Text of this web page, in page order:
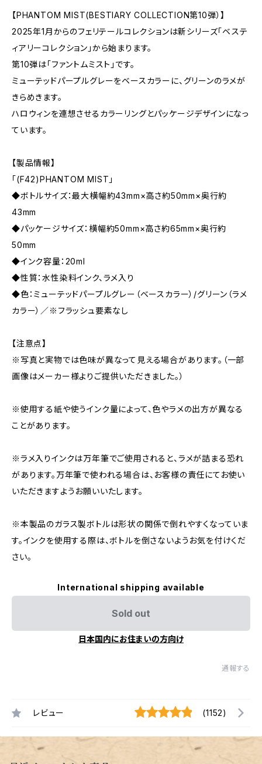
【PHANTOM MIST(BESTIARY COLLECTION第10弾）】
2025年1月からのフェリテールコレクションは新シリーズ「ベステ
ィアリーコレクション」から始まります。
第10弾は「ファントムミスト」です。
ミューテッドパープルグレーをベースカラーに、グリーンのラメが
きらめきます。
ハロウィンを連想させるカラーリングとパッケージデザインになっ
ています。
【製品情報】
「(F42)PHANTOM MIST」
◆ボトルサイズ：最大横幅約43mm×高さ約50mm×奥行約
43mm
◆パッケージサイズ：横幅約50mm×高さ約65mm×奥行約
50mm
◆インク容量：20ml
◆性質：水性染料インク、ラメ入り
◆色：ミューテッドパープルグレー（ベースカラー）/グリーン（ラメ
カラー）／※フラッシュ要素なし
【注意点】
※写真と実物では色味が異なって見える場合があります。（一部
画像はメーカー様よりご提供いただきました。）
※使用する紙や使うインク量によって、色やラメの出方が異なる
ことがあります。
※ラメ入りインクは万年筆でご使用されると、ラメが詰まる恐れ
があります。万年筆で使われる場合は、お客様の責任にてお使い
いただきますようお願いいたします。
※本製品のガラス製ボトルは形状の関係で倒れやすくなっていま
す。インクを使用する際は、ボトルを倒さないようお気を付けくだ
さい。
International shipping available
Sold out
日本国内にお住まいの方向け
通報する
レビュー (1152)